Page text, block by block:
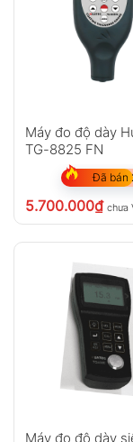
Máy đo độ dày
TG-8825 FN
Đã bán
5.700.000₫ chưa
Máy đo độ dày